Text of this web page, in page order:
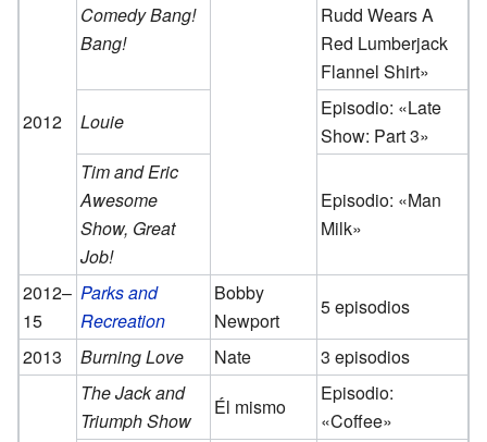
2012
Comedy Bang!
Bang!
Rudd Wears A
Red Lumberjack
Flannel Shirt»
Louie
Episodio: «Late
Show: Part 3»
Tim and Eric
Awesome
Show, Great
Job!
Episodio: «Man
Milk»
2012–
15
Parks and
Recreation
Bobby
Newport
5 episodios
2013
Burning Love Nate 3 episodios
The Jack and
Triumph Show
Él mismo
Episodio:
«Coffee»